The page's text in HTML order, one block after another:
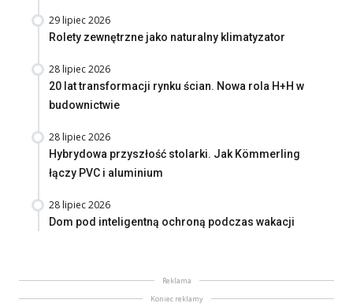
29 lipiec 2026
Rolety zewnętrzne jako naturalny klimatyzator
28 lipiec 2026
20 lat transformacji rynku ścian. Nowa rola H+H w
budownictwie
28 lipiec 2026
Hybrydowa przyszłość stolarki. Jak Kömmerling
łączy PVC i aluminium
28 lipiec 2026
Dom pod inteligentną ochroną podczas wakacji
Reklama
Koniec reklamy